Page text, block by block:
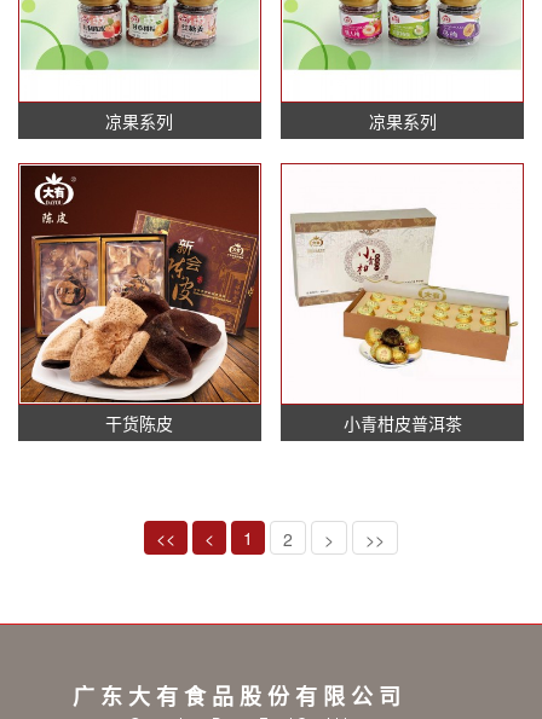
凉果系列 凉果系列
干货陈皮 小青柑皮普洱茶
<< < 1 2 > >>
广东大有食品股份有限公司